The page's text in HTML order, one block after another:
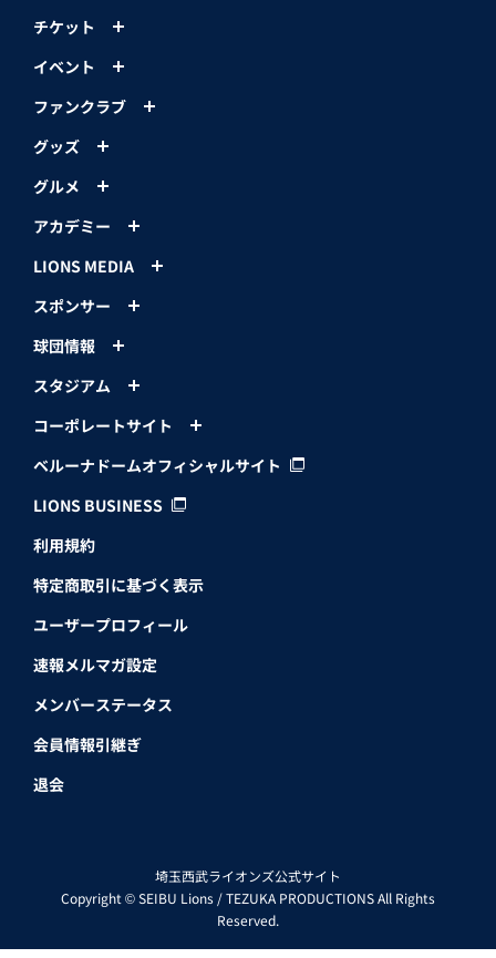
チケット
イベント
ファンクラブ
グッズ
グルメ
アカデミー
LIONS MEDIA
スポンサー
球団情報
スタジアム
コーポレートサイト
ベルーナドームオフィシャルサイト
LIONS BUSINESS
利用規約
特定商取引に基づく表示
ユーザープロフィール
速報メルマガ設定
メンバーステータス
会員情報引継ぎ
退会
埼玉西武ライオンズ公式サイト
Copyright © SEIBU Lions / TEZUKA PRODUCTIONS All Rights
Reserved.